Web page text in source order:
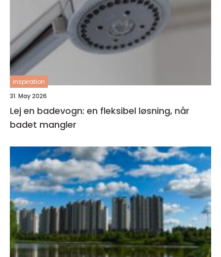
inspiration
31. May 2026
Lej en badevogn: en fleksibel løsning, når
badet mangler